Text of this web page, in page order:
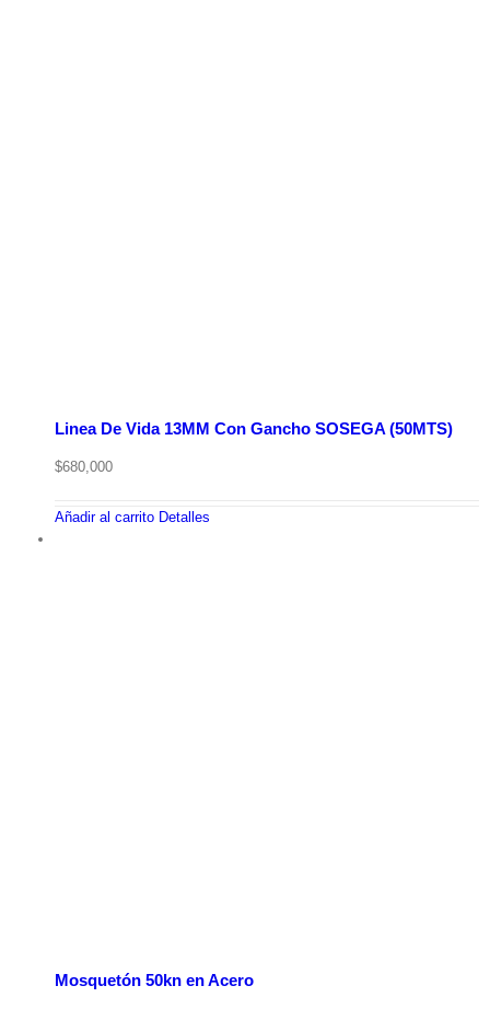
Linea De Vida 13MM Con Gancho SOSEGA (50MTS)
$680,000
Añadir al carrito Detalles
Mosquetón 50kn en Acero